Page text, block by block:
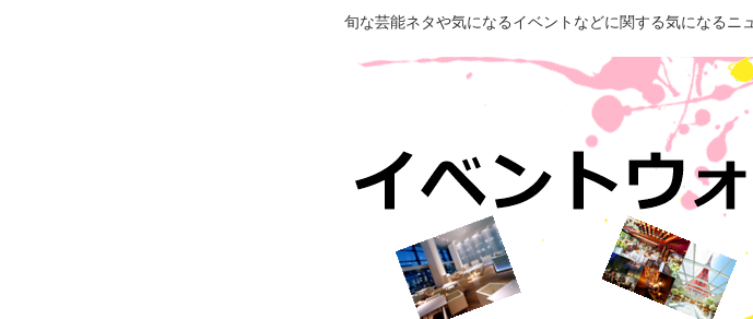
旬な芸能ネタや気になるイベントなどに関する気になるニ